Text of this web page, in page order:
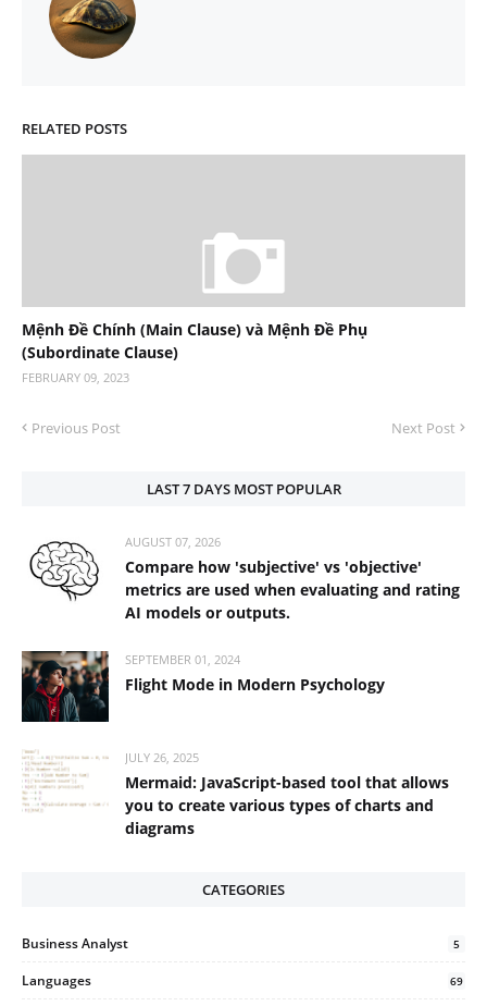
RELATED POSTS
Mệnh Đề Chính (Main Clause) và Mệnh Đề Phụ
(Subordinate Clause)
FEBRUARY 09, 2023
Previous Post Next Post
LAST 7 DAYS MOST POPULAR
AUGUST 07, 2026
Compare how 'subjective' vs 'objective'
metrics are used when evaluating and rating
AI models or outputs.
SEPTEMBER 01, 2024
Flight Mode in Modern Psychology
JULY 26, 2025
Mermaid: JavaScript-based tool that allows
you to create various types of charts and
diagrams
CATEGORIES
Business Analyst 5
Languages 69